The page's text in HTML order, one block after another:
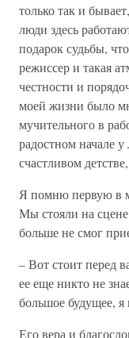
только так и
люди здесь
подарок судьбы,
режиссер и такая
честности и
моей жизни было
мучительного в
радостном начале
счастливом
Я помню первую в
Мы стояли на
больше не смог
– Вот стоит перед
ее еще никто не
большое будущее, я
Его вера и